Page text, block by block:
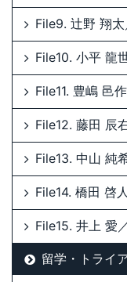
File9. 辻野 翔
File10. 小平 龍
File11. 豊嶋 邑
File12. 藤田 辰
File13. 中山 純
File14. 橋田 啓
File15. 井上 愛
留学・トライ